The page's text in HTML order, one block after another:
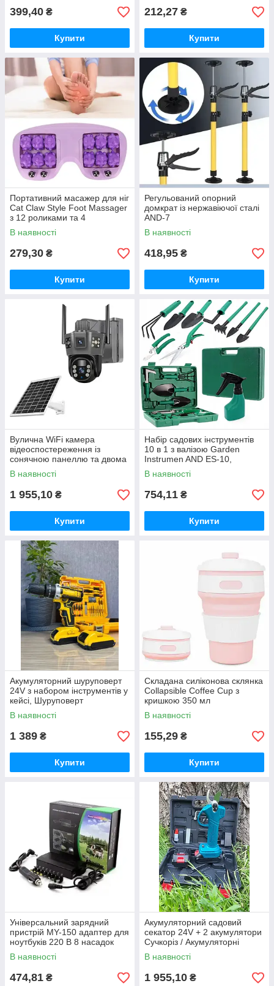
399,40 ₴
Купити
212,27 ₴
Купити
Портативний масажер для ніг
Cat Claw Style Foot Massager
з 12 роликами та 4
магнітними кульками
В наявності
279,30 ₴
Купити
Регульований опорний
домкрат із нержавіючої сталі
AND-7
В наявності
418,95 ₴
Купити
Вулична WiFi камера
відеоспостереження із
сонячною панеллю та двома
об'єктивами TP18 Камера
відеоспостереження 6Мп
В наявності
1 955,10 ₴
Купити
Набір садових інструментів
10 в 1 з валізою Garden
Instrumen AND ES-10,
інвентар для городу та саду
В наявності
754,11 ₴
Купити
Акумуляторний шуруповерт
24V з набором інструментів у
кейсі, Шуруповерт
В наявності
1 389 ₴
Купити
Складана силіконова склянка
Collapsible Coffee Cup з
кришкою 350 мл
В наявності
155,29 ₴
Купити
Універсальний зарядний
пристрій MY-150 адаптер для
ноутбуків 220 В 8 насадок
В наявності
474,81 ₴
Акумуляторний садовий
секатор 24V + 2 акумулятори
Сучкоріз / Акумуляторні
садові ножиці Crafting tools
В наявності
1 955,10 ₴